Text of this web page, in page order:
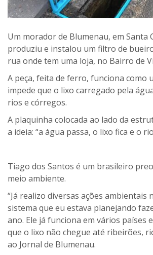
Um morador de Blumenau, em Santa
produziu e instalou um filtro de
rua onde tem uma loja, no Bairro de
A peça, feita de ferro, funciona como
impede que o lixo carregado pela
rios e córregos.
A plaquinha colocada ao lado da
a ideia: “a água passa, o lixo fica e o
Tiago dos Santos é um brasileiro
meio ambiente.
“Já realizo diversas ações ambientais
sistema que eu estava planejando
ano. Ele já funciona em vários países
que o lixo não chegue até ribeirões,
ao Jornal de Blumenau.